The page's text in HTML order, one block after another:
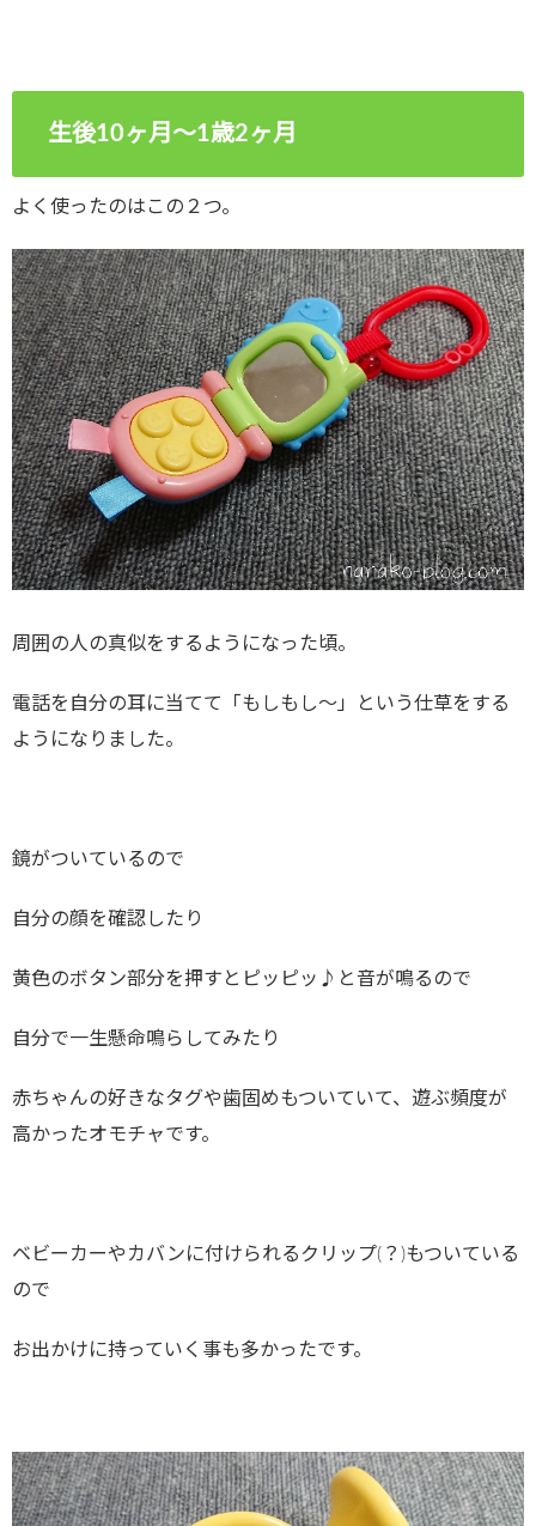
生後10ヶ月～1歳2ヶ月
よく使ったのはこの２つ。
周囲の人の真似をするようになった頃。
電話を自分の耳に当てて「もしもし～」という仕草をする
ようになりました。
鏡がついているので
自分の顔を確認したり
黄色のボタン部分を押すとピッピッ♪と音が鳴るので
自分で一生懸命鳴らしてみたり
赤ちゃんの好きなタグや歯固めもついていて、遊ぶ頻度が
高かったオモチャです。
ベビーカーやカバンに付けられるクリップ(？)もついている
ので
お出かけに持っていく事も多かったです。